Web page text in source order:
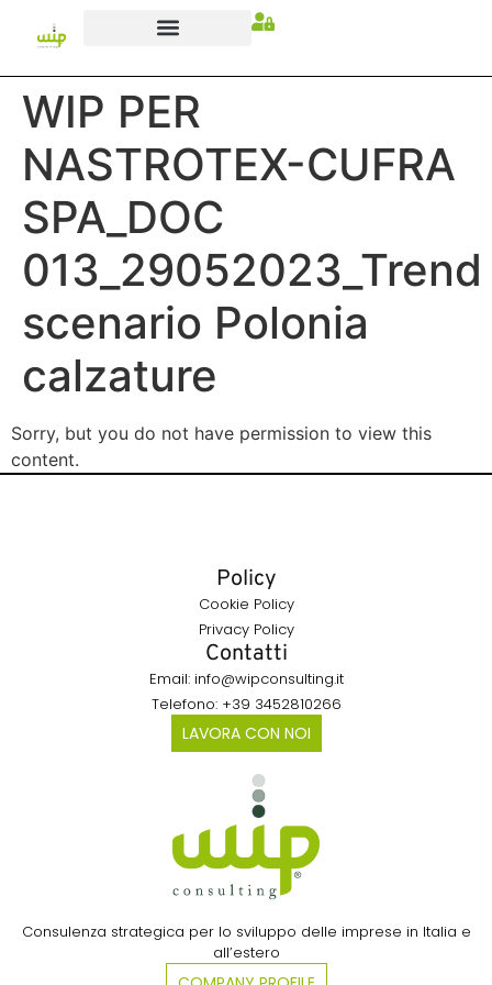
WIP PER
NASTROTEX-CUFRA
SPA_DOC
013_29052023_Trend
scenario Polonia
calzature
Sorry, but you do not have permission to view this
content.
Consulenza strategica per lo sviluppo delle imprese in Italia e
all’estero​
Policy
Cookie Policy
Privacy Policy
Contatti
Email: info@wipconsulting.it
Telefono: +39 3452810266
LAVORA CON NOI